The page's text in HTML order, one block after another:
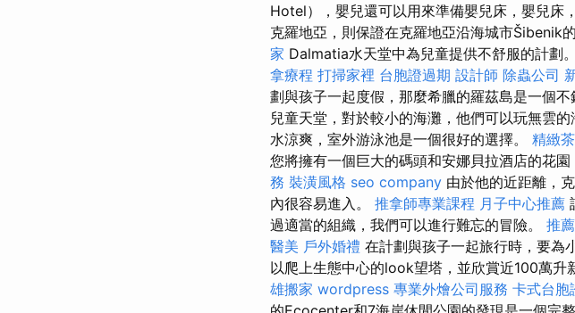
Hotel），嬰兒還可以用來準備嬰兒床，嬰兒床
克羅地亞，則保證在克羅地亞沿海城市Šibenik
家 Dalmatia水天堂中為兒童提供不舒服的計劃。
拿療程 打掃家裡 台胞證過期 設計師 除蟲公司
劃與孩子一起度假，那麼希臘的羅茲島是一個不
兒童天堂，對於較小的海灘，他們可以玩無雲
水涼爽，室外游泳池是一個很好的選擇。 精緻
您將擁有一個巨大的碼頭和安娜貝拉酒店的花園
務 裝潢風格 seo company 由於他的近距離，
內很容易進入。 推拿師專業課程 月子中心推薦
過適當的組織，我們可以進行難忘的冒險。 推
醫美 戶外婚禮 在計劃與孩子一起旅行時，要為
以爬上生態中心的look望塔，並欣賞近100萬升
雄搬家 wordpress 專業外燴公司服務 卡式台胞